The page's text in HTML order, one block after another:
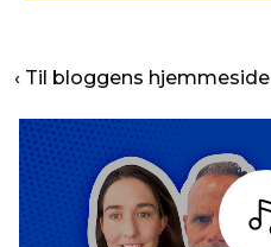
‹ Til bloggens hjemmeside